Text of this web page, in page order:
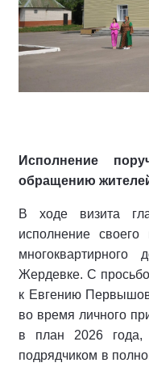
Исполнение
обращению
В ходе визита
исполнение
Жердевке. С
к Евгению
во время личного
в план 2026 года,
подрядчиком в